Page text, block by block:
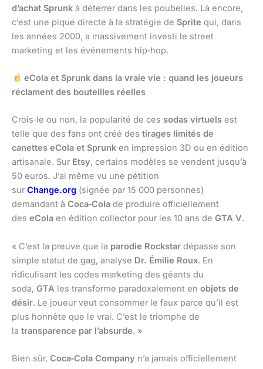
d’achat Sprunk à déterrer dans les poubelles. Là encore,
c’est une pique directe à la stratégie de Sprite qui, dans
les années 2000, a massivement investi le street
marketing et les événements hip‑hop.
eCola et Sprunk dans la vraie vie : quand les joueurs
réclament des bouteilles réelles
Crois‑le ou non, la popularité de ces sodas virtuels est
telle que des fans ont créé des tirages limités de
canettes eCola et Sprunk en impression 3D ou en édition
artisanale. Sur Etsy, certains modèles se vendent jusqu’à
50 euros. J’ai même vu une pétition
sur Change.org (signée par 15 000 personnes)
demandant à Coca‑Cola de produire officiellement
des eCola en édition collector pour les 10 ans de GTA V.
« C’est la preuve que la parodie Rockstar dépasse son
simple statut de gag, analyse Dr. Émilie Roux. En
ridiculisant les codes marketing des géants du
soda, GTA les transforme paradoxalement en objets de
désir. Le joueur veut consommer le faux parce qu’il est
plus honnête que le vrai. C’est le triomphe de
la transparence par l’absurde. »
Bien sûr, Coca‑Cola Company n’a jamais officiellement